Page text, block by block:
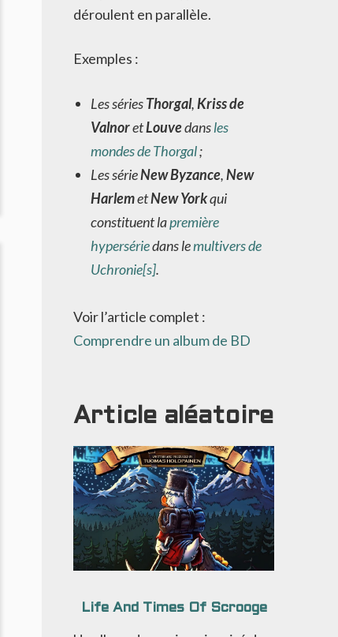
déroulent en parallèle.
Exemples :
Les sériesThorgal,Kriss de
ValnoretLouvedansles
mondes de Thorgal;
Les sérieNew Byzance,New
HarlemetNew Yorkqui
constituent lapremière
hypersériedans lemultivers de
Uchronie[s].
Voir l’article complet :
Comprendre un album de BD
Article aléatoire
Life And Times Of Scrooge